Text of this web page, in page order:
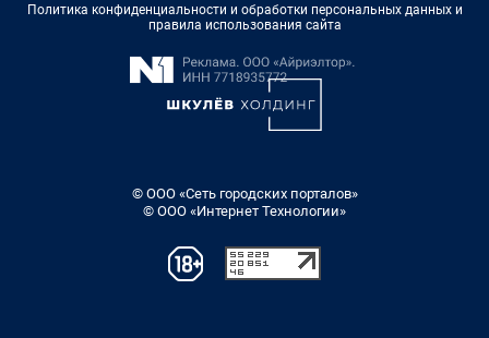
Политика конфиденциальности и обработки персональных данных и
правила использования сайта
© ООО «Сеть городских порталов»
© ООО «Интернет Технологии»